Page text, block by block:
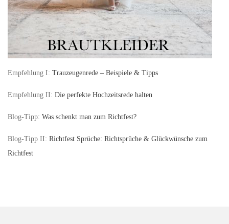
Empfehlung I: Trauzeugenrede – Beispiele & Tipps
Empfehlung II: Die perfekte Hochzeitsrede halten
Blog-Tipp: Was schenkt man zum Richtfest?
Blog-Tipp II: Richtfest Sprüche: Richtsprüche & Glückwünsche zum
Richtfest